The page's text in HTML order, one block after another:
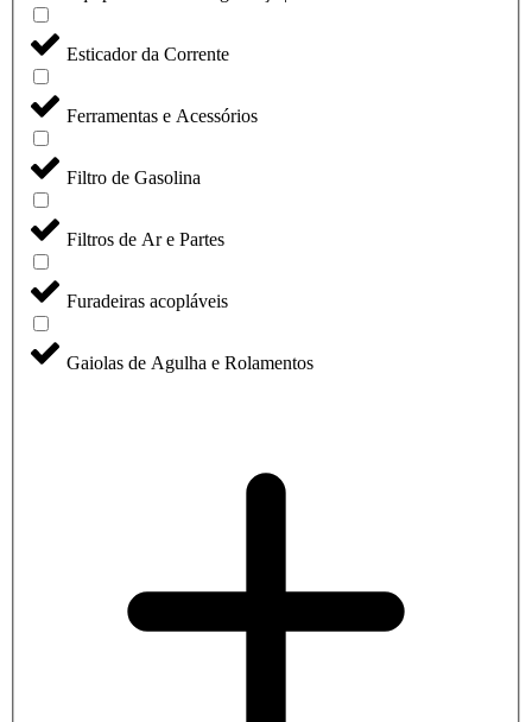
Esticador da Corrente
Ferramentas e Acessórios
Filtro de Gasolina
Filtros de Ar e Partes
Furadeiras acopláveis
Gaiolas de Agulha e Rolamentos